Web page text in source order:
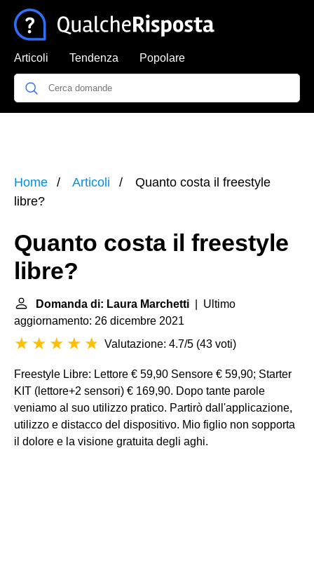
Articoli Tendenza Popolare
Home Articoli
Quanto costa il freestyle
libre?
Quanto costa il freestyle
libre?
Domanda di: Laura Marchetti | Ultimo
aggiornamento: 26 dicembre 2021
Valutazione: 4.7/5 (43 voti)
Freestyle Libre: Lettore € 59,90 Sensore € 59,90; Starter
KIT (lettore+2 sensori) € 169,90. Dopo tante parole
veniamo al suo utilizzo pratico. Partirò dall'applicazione,
utilizzo e distacco del dispositivo. Mio figlio non sopporta
il dolore e la visione gratuita degli aghi.